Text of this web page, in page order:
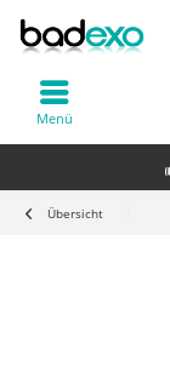
Menü
Übersicht